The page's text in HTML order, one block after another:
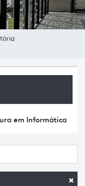
em Informática